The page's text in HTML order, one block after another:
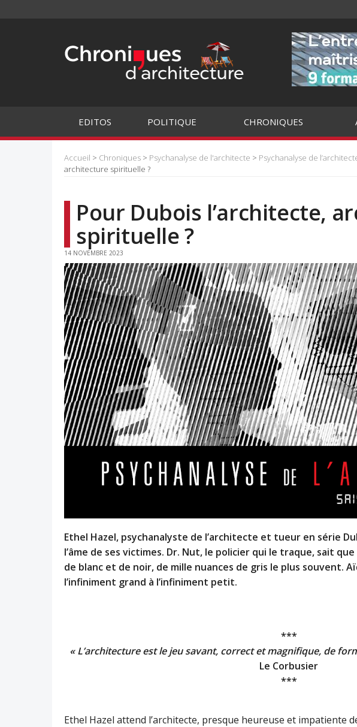
EDITOS POLITIQUE CHRONIQUES
Accueil > Chroniques > Psychanalyse de l'architecte > Psychanalyse de
architecture spirituelle ?
Pour Dubois l’architecte,
spirituelle ?
14 NOVEMBRE 2023
Ethel Hazel, psychanalyste de l’architecte et tueur en série
l’âme de ses victimes. Dr. Nut, le policier qui le traque, sait
de blanc et de noir, de mille nuances de gris le plus souvent.
l’infiniment grand à l’infiniment petit.
***
« L’architecture est le jeu savant, correct et magnifique, de
Le Corbusier
***
Ethel Hazel attend l’architecte, presque heureuse et impatiente